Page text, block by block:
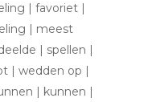
| favoriet |
| meest
| spellen |
| wedden op |
| kunnen |